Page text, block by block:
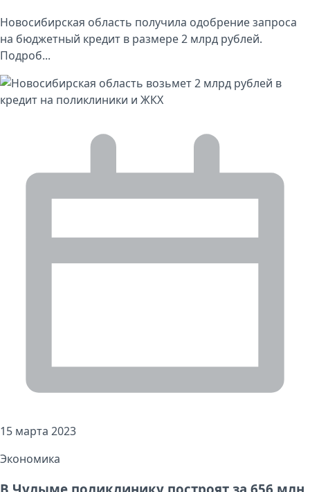
Новосибирская область получила одобрение запроса
на бюджетный кредит в размере 2 млрд рублей.
Подроб...
15 марта 2023
Экономика